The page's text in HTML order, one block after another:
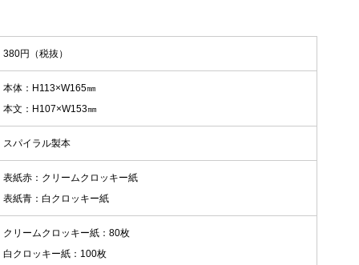
380円（税抜）
本体：H113×W165㎜
本文：H107×W153㎜
スパイラル製本
表紙赤：クリームクロッキー紙
表紙青：白クロッキー紙
クリームクロッキー紙：80枚
白クロッキー紙：100枚